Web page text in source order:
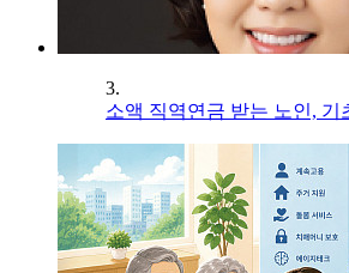
3.
소액 직역연금 받는 노인, 기